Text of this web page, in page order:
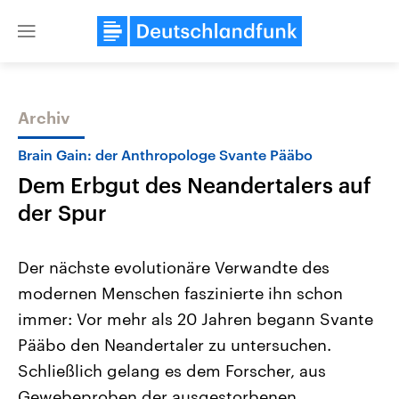
Close
Themen
Landtagswahl Sachsen-Anhalt
2026
Alle Informationen
Sachsen-Anhalt wählt am 6.
September 2026 einen neuen
Landtag. Seit 2021 wird das
Bundesland von einer Koalition aus
USA
Aktuelle Beiträge,
Hintergründe
Wirtschaftlich und
gehören die Vereinigten
den mächtigsten Ländern
mit großem Einfluss auf
Archiv
Brain Gain: der Anthropologe Svante Pääbo
Dem Erbgut des Neandertalers auf
der Spur
Der nächste evolutionäre Verwandte des
modernen Menschen faszinierte ihn schon
immer: Vor mehr als 20 Jahren begann Svante
Pääbo den Neandertaler zu untersuchen.
Schließlich gelang es dem Forscher, aus